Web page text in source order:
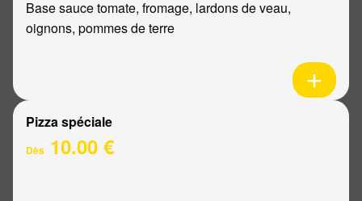
Base sauce tomate, fromage, lardons de veau,
oignons, pommes de terre
Pizza spéciale
Dès 10.00 €